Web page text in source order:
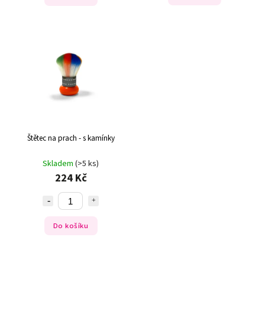
Štětec na prach - s kamínky
Skladem (>5 ks)
224 Kč
Do košíku